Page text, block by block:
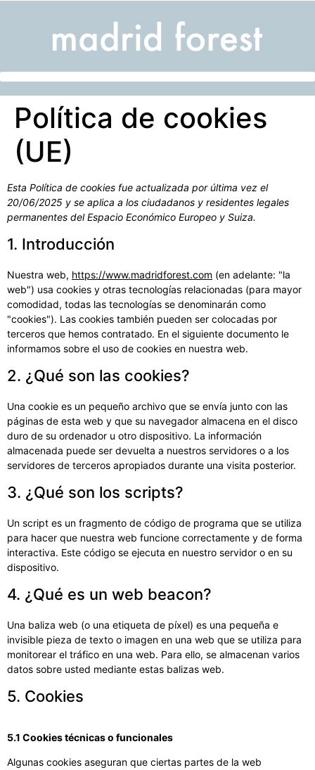
Política de cookies
(UE)
Esta Política de cookies fue actualizada por última vez el
20/06/2025 y se aplica a los ciudadanos y residentes legales
permanentes del Espacio Económico Europeo y Suiza.
1. Introducción
Nuestra web, https://www.madridforest.com (en adelante: "la
web") usa cookies y otras tecnologías relacionadas (para mayor
comodidad, todas las tecnologías se denominarán como
"cookies"). Las cookies también pueden ser colocadas por
terceros que hemos contratado. En el siguiente documento le
informamos sobre el uso de cookies en nuestra web.
2. ¿Qué son las cookies?
Una cookie es un pequeño archivo que se envía junto con las
páginas de esta web y que su navegador almacena en el disco
duro de su ordenador u otro dispositivo. La información
almacenada puede ser devuelta a nuestros servidores o a los
servidores de terceros apropiados durante una visita posterior.
3. ¿Qué son los scripts?
Un script es un fragmento de código de programa que se utiliza
para hacer que nuestra web funcione correctamente y de forma
interactiva. Este código se ejecuta en nuestro servidor o en su
dispositivo.
4. ¿Qué es un web beacon?
Una baliza web (o una etiqueta de píxel) es una pequeña e
invisible pieza de texto o imagen en una web que se utiliza para
monitorear el tráfico en una web. Para ello, se almacenan varios
datos sobre usted mediante estas balizas web.
5. Cookies
5.1 Cookies técnicas o funcionales
Algunas cookies aseguran que ciertas partes de la web